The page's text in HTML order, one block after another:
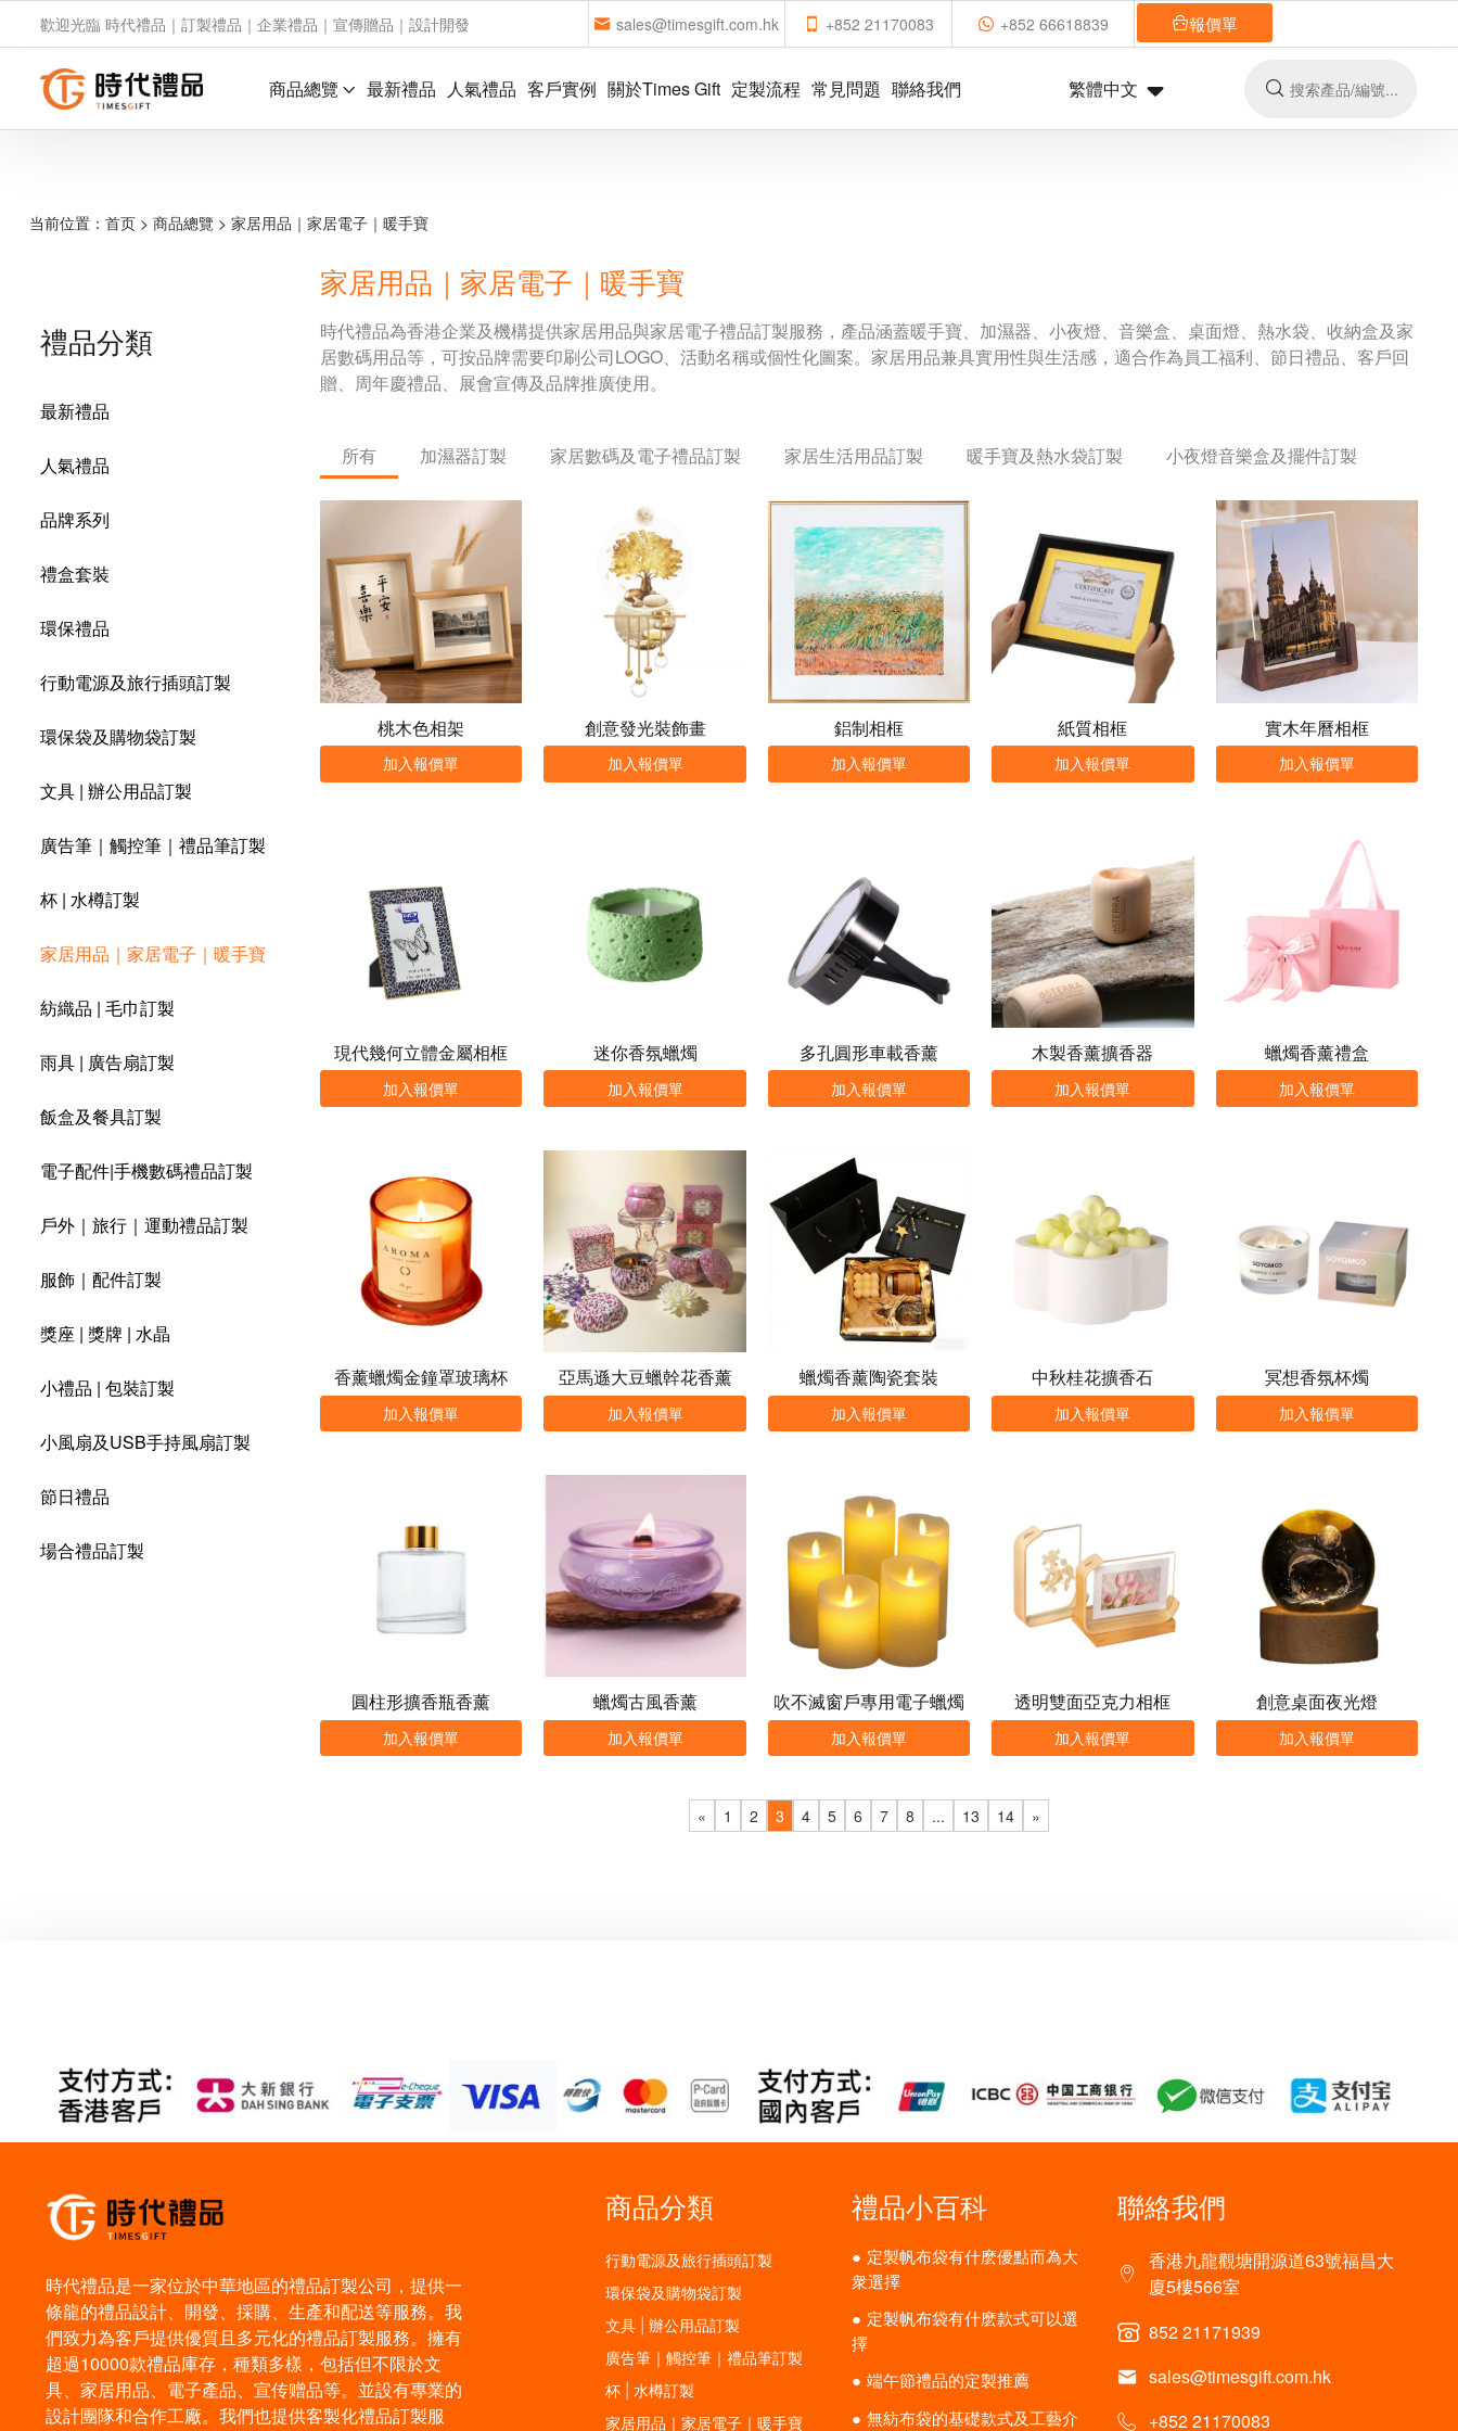
歡迎光臨 時代禮品｜訂製禮品｜企業禮品｜宣傳贈品｜設計開發 sales@timesgift.com.hk +852 21170083 +852 66618839 報價單
商品總覽 最新禮品 人氣禮品 客戶實例 關於Times Gift 定製流程 常見問題 聯絡我們 繁體中文
当前位置： 首页> 商品總覽 > 家居用品｜家居電子｜暖手寶
禮品分類
最新禮品
人氣禮品
品牌系列
禮盒套裝
環保禮品
行動電源及旅行插頭訂製
環保袋及購物袋訂製
文具 | 辦公用品訂製
廣告筆｜觸控筆｜禮品筆訂製
杯 | 水樽訂製
家居用品｜家居電子｜暖手寶
紡織品 | 毛巾訂製
雨具 | 廣告扇訂製
飯盒及餐具訂製
電子配件|手機數碼禮品訂製
戶外｜旅行｜運動禮品訂製
服飾｜配件訂製
獎座 | 獎牌 | 水晶
小禮品 | 包裝訂製
小風扇及USB手持風扇訂製
節日禮品
場合禮品訂製
家居用品｜家居電子｜暖手寶
時代禮品為香港企業及機構提供家居用品與家居電子禮品訂製服務，產品涵蓋暖手寶、加濕器、小夜燈、音樂盒、桌面燈、熱水袋、收納盒及家
居數碼用品等，可按品牌需要印刷公司LOGO、活動名稱或個性化圖案。家居用品兼具實用性與生活感，適合作為員工福利、節日禮品、客戶回
贈、周年慶禮品、展會宣傳及品牌推廣使用。
所有 加濕器訂製 家居數碼及電子禮品訂製 家居生活用品訂製 暖手寶及熱水袋訂製 小夜燈音樂盒及擺件訂製
桃木色相架
加入報價單
創意發光裝飾畫
加入報價單
鋁制相框
加入報價單
紙質相框
加入報價單
實木年曆相框
加入報價單
現代幾何立體金屬相框
加入報價單
迷你香氛蠟燭
加入報價單
多孔圓形車載香薰
加入報價單
木製香薰擴香器
加入報價單
蠟燭香薰禮盒
加入報價單
香薰蠟燭金鐘罩玻璃杯
加入報價單
亞馬遜大豆蠟幹花香薰
加入報價單
蠟燭香薰陶瓷套裝
加入報價單
中秋桂花擴香石
加入報價單
冥想香氛杯燭
加入報價單
圓柱形擴香瓶香薰
加入報價單
蠟燭古風香薰
加入報價單
吹不滅窗戶專用電子蠟燭
加入報價單
透明雙面亞克力相框
加入報價單
創意桌面夜光燈
加入報價單
« 1 2 3 4 5 6 7 8 ... 13 14 »
時代禮品是一家位於中華地區的禮品訂製公司，提供一
條龍的禮品設計、開發、採購、生產和配送等服務。我
們致力為客戶提供優質且多元化的禮品訂製服務。擁有
超過10000款禮品庫存，種類多樣，包括但不限於文
具、家居用品、電子產品、宣传赠品等。並設有專業的
設計團隊和合作工廠。我們也提供客製化禮品訂製服
商品分類
行動電源及旅行插頭訂製
環保袋及購物袋訂製
文具 | 辦公用品訂製
廣告筆｜觸控筆｜禮品筆訂製
杯 | 水樽訂製
家居用品｜家居電子｜暖手寶
禮品小百科
定製帆布袋有什麽優點而為大
衆選擇
定製帆布袋有什麽款式可以選
擇
端午節禮品的定製推薦
無紡布袋的基礎款式及工藝介
聯絡我們
香港九龍觀塘開源道63號福昌大
廈5樓566室
852 21171939
sales@timesgift.com.hk
+852 21170083